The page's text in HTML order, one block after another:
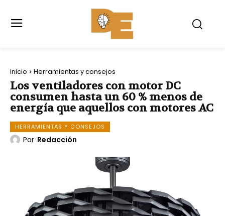
Inicio Herramientas y consejos
Los ventiladores con motor DC
consumen hasta un 60 % menos de
energía que aquellos con motores AC
HERRAMIENTAS Y CONSEJOS
Por Redacción